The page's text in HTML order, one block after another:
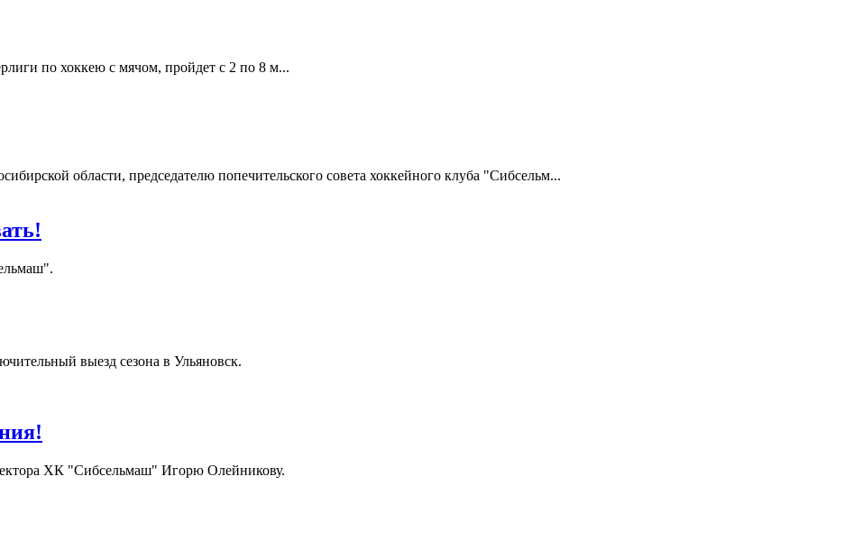
по хоккею с мячом, пройдет с 2 по 8 м...
области, председателю попечительского совета хоккейного клуба "Сибсельм...
выезд сезона в Ульяновск.
ХК "Сибсельмаш" Игорю Олейникову.